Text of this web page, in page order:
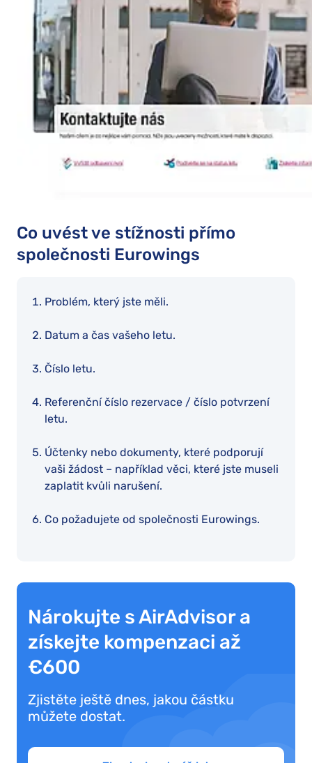
Co uvést ve stížnosti přímo
společnosti Eurowings
Problém, který jste měli.
Datum a čas vašeho letu.
Číslo letu.
Referenční číslo rezervace / číslo potvrzení
letu.
Účtenky nebo dokumenty, které podporují
vaši žádost – například věci, které jste museli
zaplatit kvůli narušení.
Co požadujete od společnosti Eurowings.
Nárokujte s AirAdvisor a
získejte kompenzaci až
€600
Zjistěte ještě dnes, jakou částku
můžete dostat.